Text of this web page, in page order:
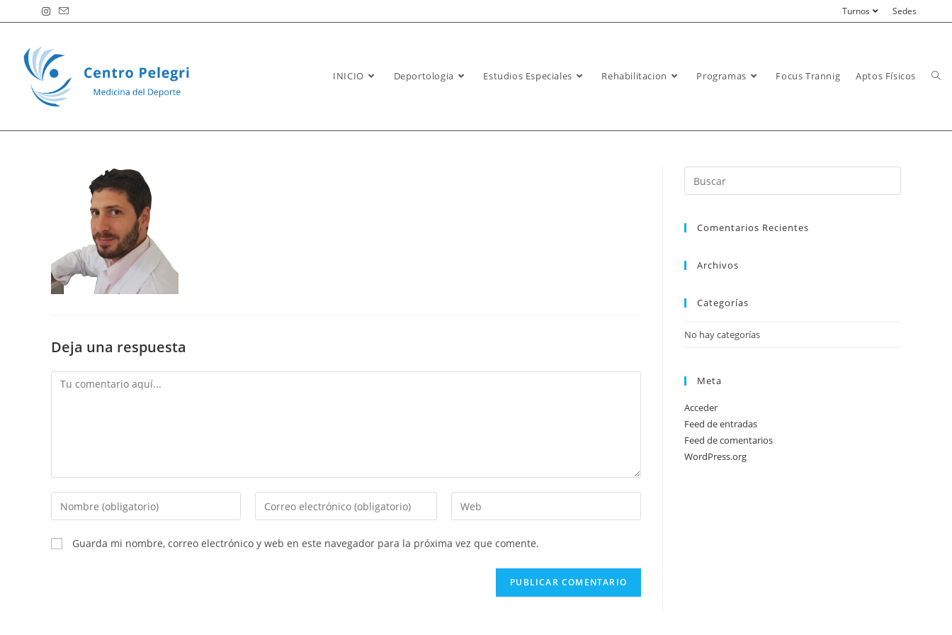
Turnos Sedes
INICIO Deportologia Estudios Especiales Rehabilitacion Programas Focus Trannig Aptos Físicos
Deja una respuesta
Guarda mi nombre, correo electrónico y web en este navegador para la próxima vez que comente.
Comentarios Recientes
Archivos
Categorías
No hay categorías
Meta
Acceder
Feed de entradas
Feed de comentarios
WordPress.org